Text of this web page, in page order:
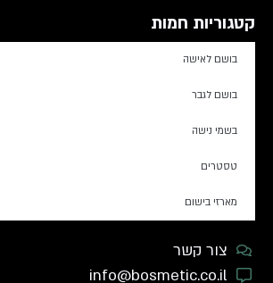
קטגוריות חמות
בושם לאישה
בושם לגבר
בשמי נישה
טסטרים
מארזי בישום
צור קשר
info@bosmetic.co.il